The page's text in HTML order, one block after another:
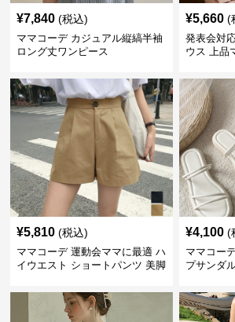
¥7,840 (税込)
ママコーデ カジュアル縦縞半袖
ロング丈ワンピース
¥5,660 (
発表会対
ウス 上品
¥5,810 (税込)
ママコーデ 運動会ママに最適 ハ
イウエスト ショートパンツ 美脚
¥4,100 (
ママコー
プサンダ